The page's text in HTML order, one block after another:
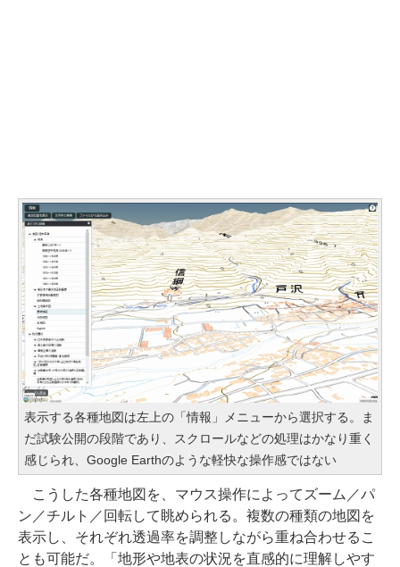
表示する各種地図は左上の「情報」メニューから選択する。ま
だ試験公開の段階であり、スクロールなどの処理はかなり重く
感じられ、Google Earthのような軽快な操作感ではない
こうした各種地図を、マウス操作によってズーム／パ
ン／チルト／回転して眺められる。複数の種類の地図を
表示し、それぞれ透過率を調整しながら重ね合わせるこ
とも可能だ。「地形や地表の状況を直感的に理解しやす